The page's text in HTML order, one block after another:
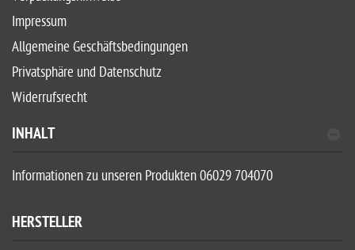
Impressum
Allgemeine Geschäftsbedingungen
Privatsphäre und Datenschutz
Widerrufsrecht
INHALT
Informationen zu unseren Produkten 06029 704070
HERSTELLER